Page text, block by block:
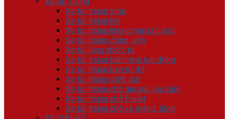
Xe tải thùng lửng
Xe tải thùng kín
Xe tải thùng khung mui phủ bạt
Xe tải thùng đông lạnh
Xe tải lồng chở ô tô
Xe tải thùng bán hàng lưu động
Xe tải thùng ben tự đổ
Xe tải thùng cánh dơi
Xe tải thùng chở gia súc gia cầm
Xe tải thùng chở Pallet
Xe tải thùng chở xe máy 2 tầng